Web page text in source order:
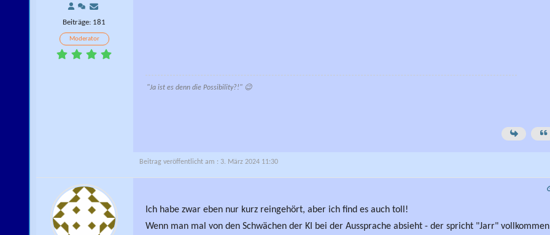
Beiträge: 181
Moderator
"Ja ist es denn die Possibility?!" 😉
Beitrag veröffentlicht am : 3. März 2024 11:30
Ich habe zwar eben nur kurz reingehört, aber ich find es auch toll!
Wenn man mal von den Schwächen der KI bei der Aussprache absieht - der spricht "Jarr" vollkommen